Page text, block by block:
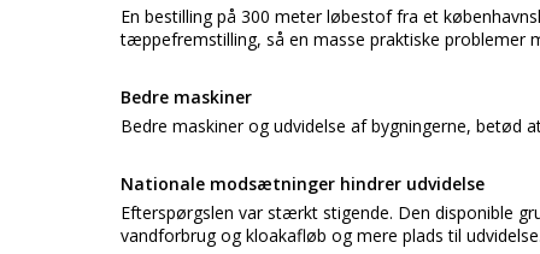
En bestilling på 300 meter løbestof fra et
tæppefremstilling, så en masse praktiske
Bedre maskiner
Bedre maskiner og udvidelse af bygningerne, betød
Nationale modsætninger hindrer udvidelse
Efterspørgslen var stærkt stigende. Den disponible
vandforbrug og kloakafløb og mere plads til